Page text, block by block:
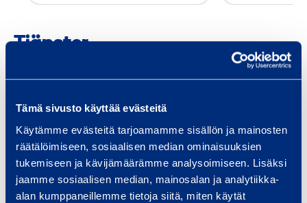
Tämä sivusto käyttää evästeitä
Käytämme evästeitä tarjoamamme sisällön ja mainosten
räätälöimiseen, sosiaalisen median ominaisuuksien
tukemiseen ja kävijämäärämme analysoimiseen. Lisäksi
jaamme sosiaalisen median, mainosalan ja analytiikka-
alan kumppaneillemme tietoja siitä, miten käytät
1
Tjänster
Trafiksäkerhet och
infrastruktur
Vi tillhandahåller utrustning och
tjänster för